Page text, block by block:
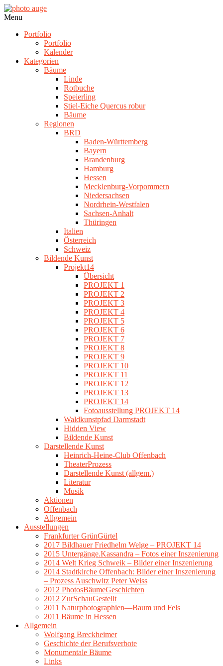
Skip
to
photo
Navigation
Menu
Portfolio
Portfolio
Kalender
Kategorien
Bäume
Linde
Rotbuche
Speierling
Stiel-Eiche Quercus robur
Bäume
Regionen
BRD
Baden-Württemberg
Bayern
Brandenburg
Hamburg
Hessen
Mecklenburg-Vorpommern
Niedersachsen
Nordrhein-Westfalen
Sachsen-Anhalt
Thüringen
Italien
Österreich
Schweiz
Bildende Kunst
Projekt14
Übersicht
PROJEKT 1
PROJEKT 2
PROJEKT 3
PROJEKT 4
PROJEKT 5
PROJEKT 6
PROJEKT 7
PROJEKT 8
PROJEKT 9
PROJEKT 10
PROJEKT 11
PROJEKT 12
PROJEKT 13
PROJEKT 14
Fotoausstellung PROJEKT 14
Waldkunstpfad Darmstadt
Hidden View
Bildende Kunst
Darstellende Kunst
Heinrich-Heine-Club Offenbach
TheaterProzess
Darstellende Kunst (allgem.)
Literatur
Musik
Aktionen
Offenbach
Allgemein
Ausstellungen
Frankfurter GrünGürtel
2017 Bildhauer Friedhelm Welge – PROJEKT 14
2015 Untergänge.Kassandra – Fotos einer Inszenierung
2014 Welt Krieg Schweik – Bilder einer Inszenierung
2014 Stadtkirche Offenbach: Bilder einer Inszenierung
– Prozess Auschwitz Peter Weiss
2012 PhotosBäumeGeschichten
2012 ZurSchauGestellt
2011 Naturphotographien—Baum und Fels
2011 Bäume in Hessen
Allgemein
Wolfgang Breckheimer
Geschichte der Berufsverbote
Monumentale Bäume
Links